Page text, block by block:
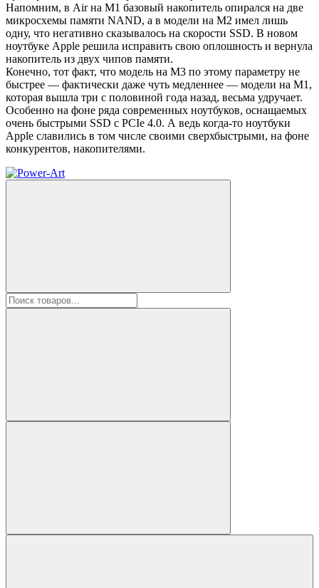
Напомним, в Air на M1 базовый накопитель опирался на две
микросхемы памяти NAND, а в модели на M2 имел лишь
одну, что негативно сказывалось на скорости SSD. В новом
ноутбуке Apple решила исправить свою оплошность и вернула
накопитель из двух чипов памяти.
Конечно, тот факт, что модель на M3 по этому параметру не
быстрее — фактически даже чуть медленнее — модели на M1,
которая вышла три с половиной года назад, весьма удручает.
Особенно на фоне ряда современных ноутбуков, оснащаемых
очень быстрыми SSD с PCIe 4.0. А ведь когда-то ноутбуки
Apple славились в том числе своими сверхбыстрыми, на фоне
конкурентов, накопителями.